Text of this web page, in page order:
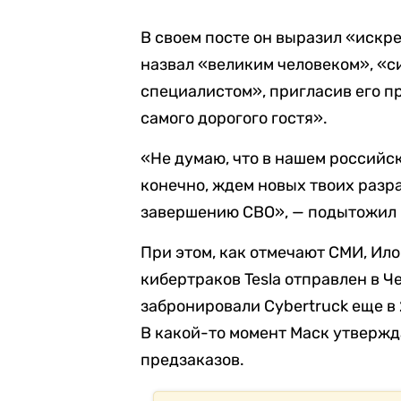
В своем посте он выразил
назвал «великим человеком»,
специалистом», пригласив его
самого дорогого гостя».
«Не думаю, что в нашем
конечно, ждем новых твоих
завершению СВО», — подытожил
При этом, как отмечают СМИ,
кибертраков Tesla отправлен в
забронировали Cybertruck еще в
В какой-то момент Маск
предзаказов.